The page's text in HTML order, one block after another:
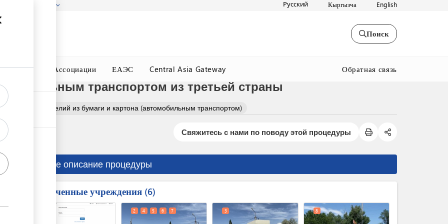
Русский Кыргызча English
Поиск
Окна Ассоциации ЕАЭС Central Asia Gateway Обратная связь
транспортом из третьей страны
изделий из бумаги и картона (автомобильным транспортом)
Свяжитесь с нами по поводу этой процедуры
Краткое описание процедуры
Вовлеченные учреждения 6
expand_less
2 4 5 6 7 3 8